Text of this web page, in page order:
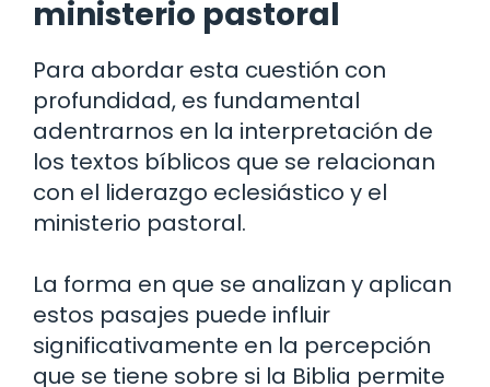
ministerio pastoral
Para abordar esta cuestión con
profundidad, es fundamental
adentrarnos en la interpretación de
los textos bíblicos que se relacionan
con el liderazgo eclesiástico y el
ministerio pastoral.
La forma en que se analizan y aplican
estos pasajes puede influir
significativamente en la percepción
que se tiene sobre si la Biblia permite